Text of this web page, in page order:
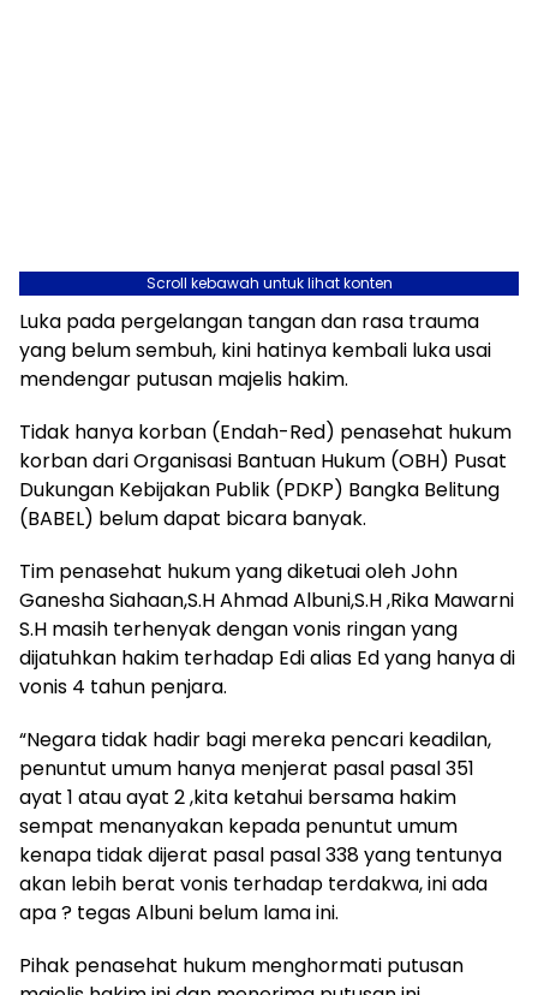
Scroll kebawah untuk lihat konten
Luka pada pergelangan tangan dan rasa trauma
yang belum sembuh, kini hatinya kembali luka usai
mendengar putusan majelis hakim.
Tidak hanya korban (Endah-Red) penasehat hukum
korban dari Organisasi Bantuan Hukum (OBH) Pusat
Dukungan Kebijakan Publik (PDKP) Bangka Belitung
(BABEL) belum dapat bicara banyak.
Tim penasehat hukum yang diketuai oleh John
Ganesha Siahaan,S.H Ahmad Albuni,S.H ,Rika Mawarni
S.H masih terhenyak dengan vonis ringan yang
dijatuhkan hakim terhadap Edi alias Ed yang hanya di
vonis 4 tahun penjara.
“Negara tidak hadir bagi mereka pencari keadilan,
penuntut umum hanya menjerat pasal pasal 351
ayat 1 atau ayat 2 ,kita ketahui bersama hakim
sempat menanyakan kepada penuntut umum
kenapa tidak dijerat pasal pasal 338 yang tentunya
akan lebih berat vonis terhadap terdakwa, ini ada
apa ? tegas Albuni belum lama ini.
Pihak penasehat hukum menghormati putusan